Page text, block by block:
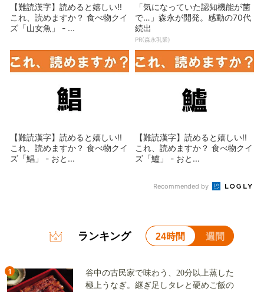
【難読漢字】読めると嬉しい!!
これ、読めますか？ 食べ物クイ
ズ「山女魚」 - ...
「気になっていた認知機能が菌
で…」森永が開発。感動の70代
続出
PR(森永乳業)
【難読漢字】読めると嬉しい!!
これ、読めますか？ 食べ物クイ
ズ「鯧」 - おと...
【難読漢字】読めると嬉しい!!
これ、読めますか？ 食べ物クイ
ズ「鱸」 - おと...
Recommended by
ランキング 24時間 週間
1
谷中の古民家で味わう、20分以上蒸した
極上うなぎ。継ぎ足しタレと硬めご飯の